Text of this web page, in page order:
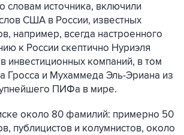
словам источника, включили
США в России, известных
например, всегда настроенного
к России скептично Нуриэля
инвестиционных компаний, в том
Гросса и Мухаммеда Эль-Эриана из
ПИФа в мире.
около 80 фамилий: примерно 50
публицистов и колумнистов, около